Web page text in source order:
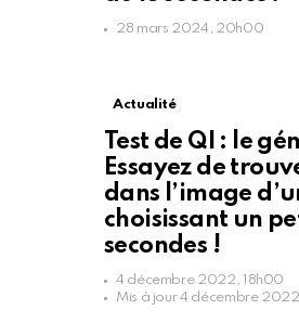
28 mars 2024, 20h00
Actualité
Test de QI : le
Essayez de
dans l’image
choisissant un
secondes !
4 décembre 2022, 18h00
Mis à jour4 décembre